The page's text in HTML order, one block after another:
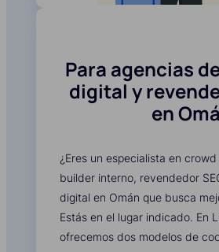
Para agencias
digital y
en
¿Eres un especialista en
builder interno, revendedor
digital en Omán que busca
Estás en el lugar indicado. En
ofrecemos dos modelos de